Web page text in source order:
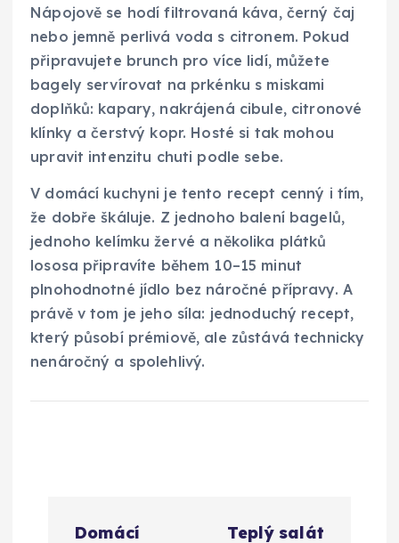
Nápojově se hodí filtrovaná káva, černý čaj
nebo jemně perlivá voda s citronem. Pokud
připravujete brunch pro více lidí, můžete
bagely servírovat na prkénku s miskami
doplňků: kapary, nakrájená cibule, citronové
klínky a čerstvý kopr. Hosté si tak mohou
upravit intenzitu chuti podle sebe.
V domácí kuchyni je tento recept cenný i tím,
že dobře škáluje. Z jednoho balení bagelů,
jednoho kelímku žervé a několika plátků
lososa připravíte během 10–15 minut
plnohodnotné jídlo bez náročné přípravy. A
právě v tom je jeho síla: jednoduchý recept,
který působí prémiově, ale zůstává technicky
nenáročný a spolehlivý.
Domácí Teplý salát